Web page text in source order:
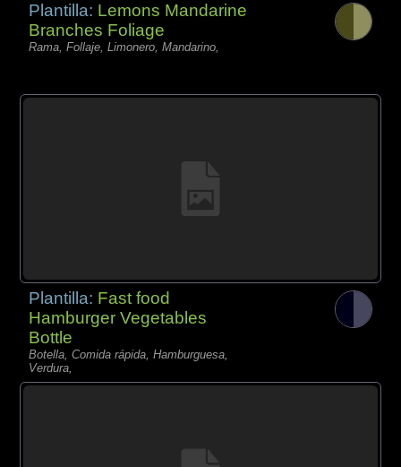
Plantilla: Lemons Mandarine
Branches Foliage
Rama, Follaje, Limonero, Mandarino,
Plantilla: Fast food
Hamburger Vegetables
Bottle
Botella, Comida rápida, Hamburguesa,
Verdura,